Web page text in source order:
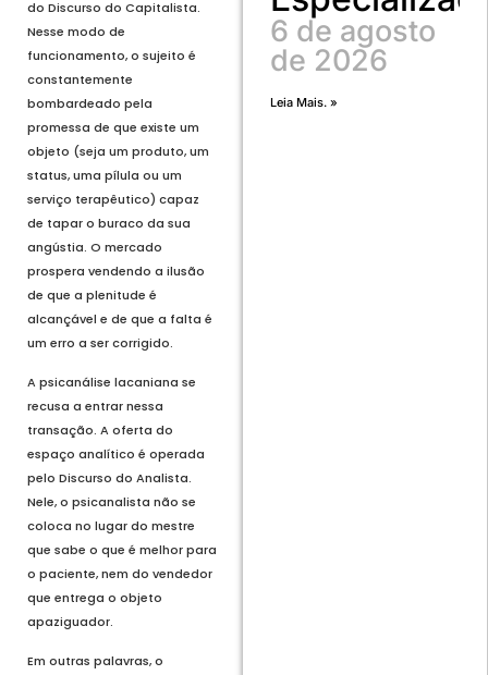
do Discurso do Capitalista.
Nesse modo de
funcionamento, o sujeito é
constantemente
bombardeado pela
promessa de que existe um
objeto (seja um produto, um
status, uma pílula ou um
serviço terapêutico) capaz
de tapar o buraco da sua
angústia. O mercado
prospera vendendo a ilusão
de que a plenitude é
alcançável e de que a falta é
um erro a ser corrigido.
A psicanálise lacaniana se
recusa a entrar nessa
transação. A oferta do
espaço analítico é operada
pelo Discurso do Analista.
Nele, o psicanalista não se
coloca no lugar do mestre
que sabe o que é melhor para
o paciente, nem do vendedor
que entrega o objeto
apaziguador.
Em outras palavras, o
6 de agosto
de 2026
Leia Mais. »